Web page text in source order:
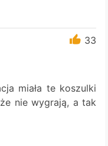
33
miała te koszulki
nie wygrają, a tak